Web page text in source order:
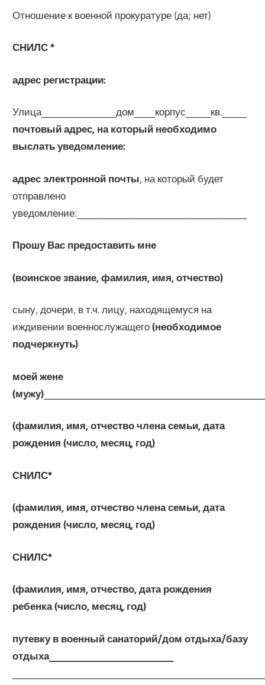
Отношение к военной прокуратуре (да; нет)
СНИЛС *
адрес регистрации:
Улица__________________дом_____корпус______кв.______
почтовый адрес, на который необходимо
выслать уведомление:
адрес электронной почты, на который будет
отправлено
уведомление:_________________________________________
Прошу Вас предоставить мне
(воинское звание, фамилия, имя, отчество)
сыну, дочери, в т.ч. лицу, находящемуся на
иждивении военнослужащего(необходимое
подчеркнуть)
моей жене
(мужу)
(фамилия, имя, отчество члена семьи, дата
рождения (число, месяц, год)
СНИЛС*
(фамилия, имя, отчество члена семьи, дата
рождения (число, месяц, год)
СНИЛС*
(фамилия, имя, отчество, дата рождения
ребенка (число, месяц, год)
путевку в военный санаторий/дом отдыха/базу
отдыха______________________________